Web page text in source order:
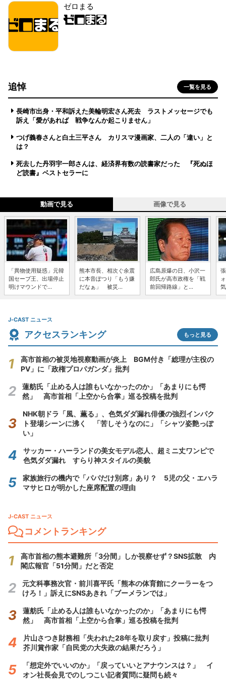
ゼロまる
追悼 一覧を見る
長崎市出身・平和訴えた美輪明宏さん死去 ラストメッセージでも
訴え「愛があれば 戦争なんか起こりません」
つげ義春さんと白土三平さん カリスマ漫画家、二人の「違い」と
は？
死去した丹羽宇一郎さんは、経済界有数の読書家だった 『死ぬほ
ど読書』ベストセラーに
動画で見る 画像で見る
「異物使用疑惑」元韓
国セーブ王、出場停止
明けマウンドで...
熊本市長、相次ぐ余震
に本音ぽつり「もう嫌
だなぁ」 被災...
広島原爆の日、小沢一
郎氏が高市政権を「戦
前回帰路線」と...
J-CAST ニュース
アクセスランキング もっと見る
高市首相の被災地視察動画が炎上 BGM付き「総理が主役の
PV」に「政権プロパガンダ」批判
蓮舫氏「止める人は誰もいなかったのか」「あまりにも愕
然」 高市首相「上空から合掌」巡る投稿を批判
NHK朝ドラ「風、薫る」、色気ダダ漏れ俳優の強烈インパク
ト登場シーンに沸く 「苦しそうなのに」「シャツ姿艶っぽ
い」
サッカー・ハーランドの美女モデル恋人、超ミニ丈ワンピで
色気ダダ漏れ すらり神スタイルの美貌
家族旅行の機内で「パパだけ別席」あり？ 5児の父・エハラ
マサヒロが明かした座席配置の理由
J-CAST ニュース
コメントランキング
高市首相の熊本避難所「3分間」しか視察せず？SNS拡散 内
閣広報官「51分間」だと否定
元文科事務次官・前川喜平氏「熊本の体育館にクーラーをつ
けろ！」訴えにSNSあきれ「ブーメランでは」
蓮舫氏「止める人は誰もいなかったのか」「あまりにも愕
然」 高市首相「上空から合掌」巡る投稿を批判
片山さつき財務相「失われた28年を取り戻す」投稿に批判
芥川賞作家「自民党の大失政の結果だろう」
「想定外でいいのか」「戻っていいとアナウンスは？」 イ
オン社長会見でのしつこい記者質問に疑問も続々